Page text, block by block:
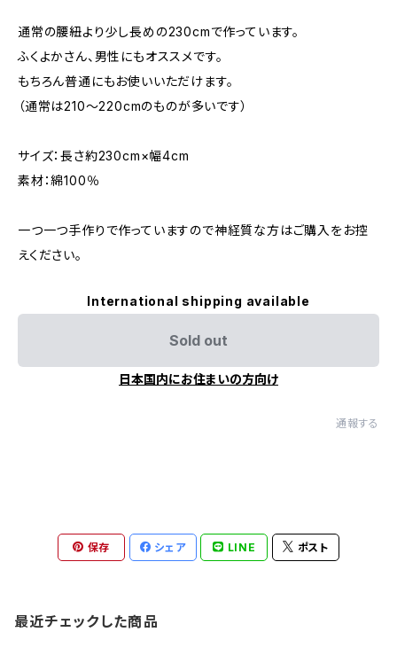
通常の腰紐より少し長めの230cmで作っています。
ふくよかさん、男性にもオススメです。
もちろん普通にもお使いいただけます。
（通常は210〜220cmのものが多いです）
サイズ：長さ約230cm×幅4cm
素材：綿100％
一つ一つ手作りで作っていますので神経質な方はご購入をお控
えください。
International shipping available
Sold out
日本国内にお住まいの方向け
通報する
保存 シェア LINE ポスト
最近チェックした商品